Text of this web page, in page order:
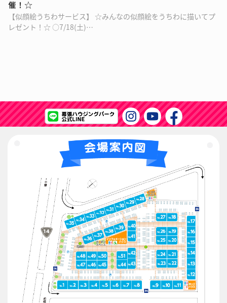
催！☆
【似顔絵うちわサービス】 ☆みんなの似顔絵をうちわに描いてプ
レゼント！☆ ○7/18(土)…